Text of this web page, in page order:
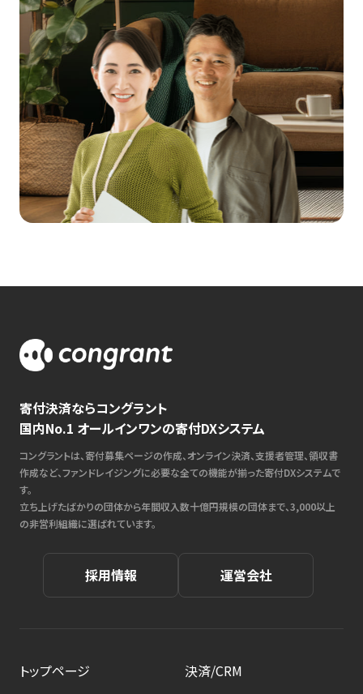
寄付決済ならコングラント
国内No.1 オールインワンの寄付DXシステム
コングラントは、寄付募集ページの作成、オンライン決済、支援者管理、領収書
作成など、ファンドレイジングに必要な全ての機能が揃った寄付DXシステムで
す。
立ち上げたばかりの団体から年間収入数十億円規模の団体まで、3,000以上
の非営利組織に選ばれています。
採用情報 運営会社
トップページ
決済/CRM